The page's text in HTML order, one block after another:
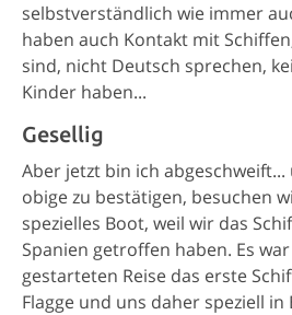
selbstverständlich wie immer
haben auch Kontakt mit
sind, nicht Deutsch sprechen,
Kinder haben...
Gesellig
Aber jetzt bin ich
obige zu bestätigen, besuchen
spezielles Boot, weil wir das
Spanien getroffen haben. Es
gestarteten Reise das erste
Flagge und uns daher speziell